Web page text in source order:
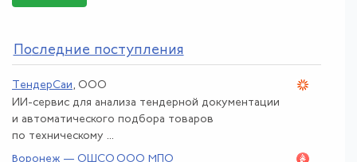
Последние поступления
ТендерСаи, ООО
ИИ-сервис для анализа тендерной документации
и автоматического подбора товаров
по техническому ...
Воронеж — ОШСО ООО МПО